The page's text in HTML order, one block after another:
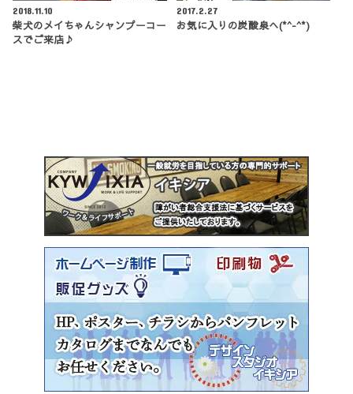
2018.11.10
柴犬のメイちゃんシャンプーコー
スでご来店♪
2017.2.27
お気に入りの炭酸泉へ(*^-^*)